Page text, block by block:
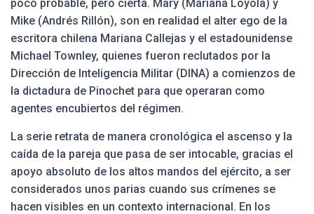
poco probable, pero cierta. Mary (Mariana Loyola) y
Mike (Andrés Rillón), son en realidad el alter ego de la
escritora chilena Mariana Callejas y el estadounidense
Michael Townley, quienes fueron reclutados por la
Dirección de Inteligencia Militar (DINA) a comienzos de
la dictadura de Pinochet para que operaran como
agentes encubiertos del régimen.
La serie retrata de manera cronológica el ascenso y la
caída de la pareja que pasa de ser intocable, gracias el
apoyo absoluto de los altos mandos del ejército, a ser
considerados unos parias cuando sus crímenes se
hacen visibles en un contexto internacional. En los